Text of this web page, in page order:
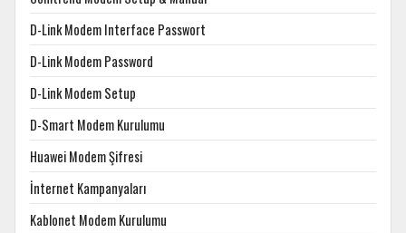
D-Link Modem Interface Passwort
D-Link Modem Password
D-Link Modem Setup
D-Smart Modem Kurulumu
Huawei Modem Şifresi
İnternet Kampanyaları
Kablonet Modem Kurulumu